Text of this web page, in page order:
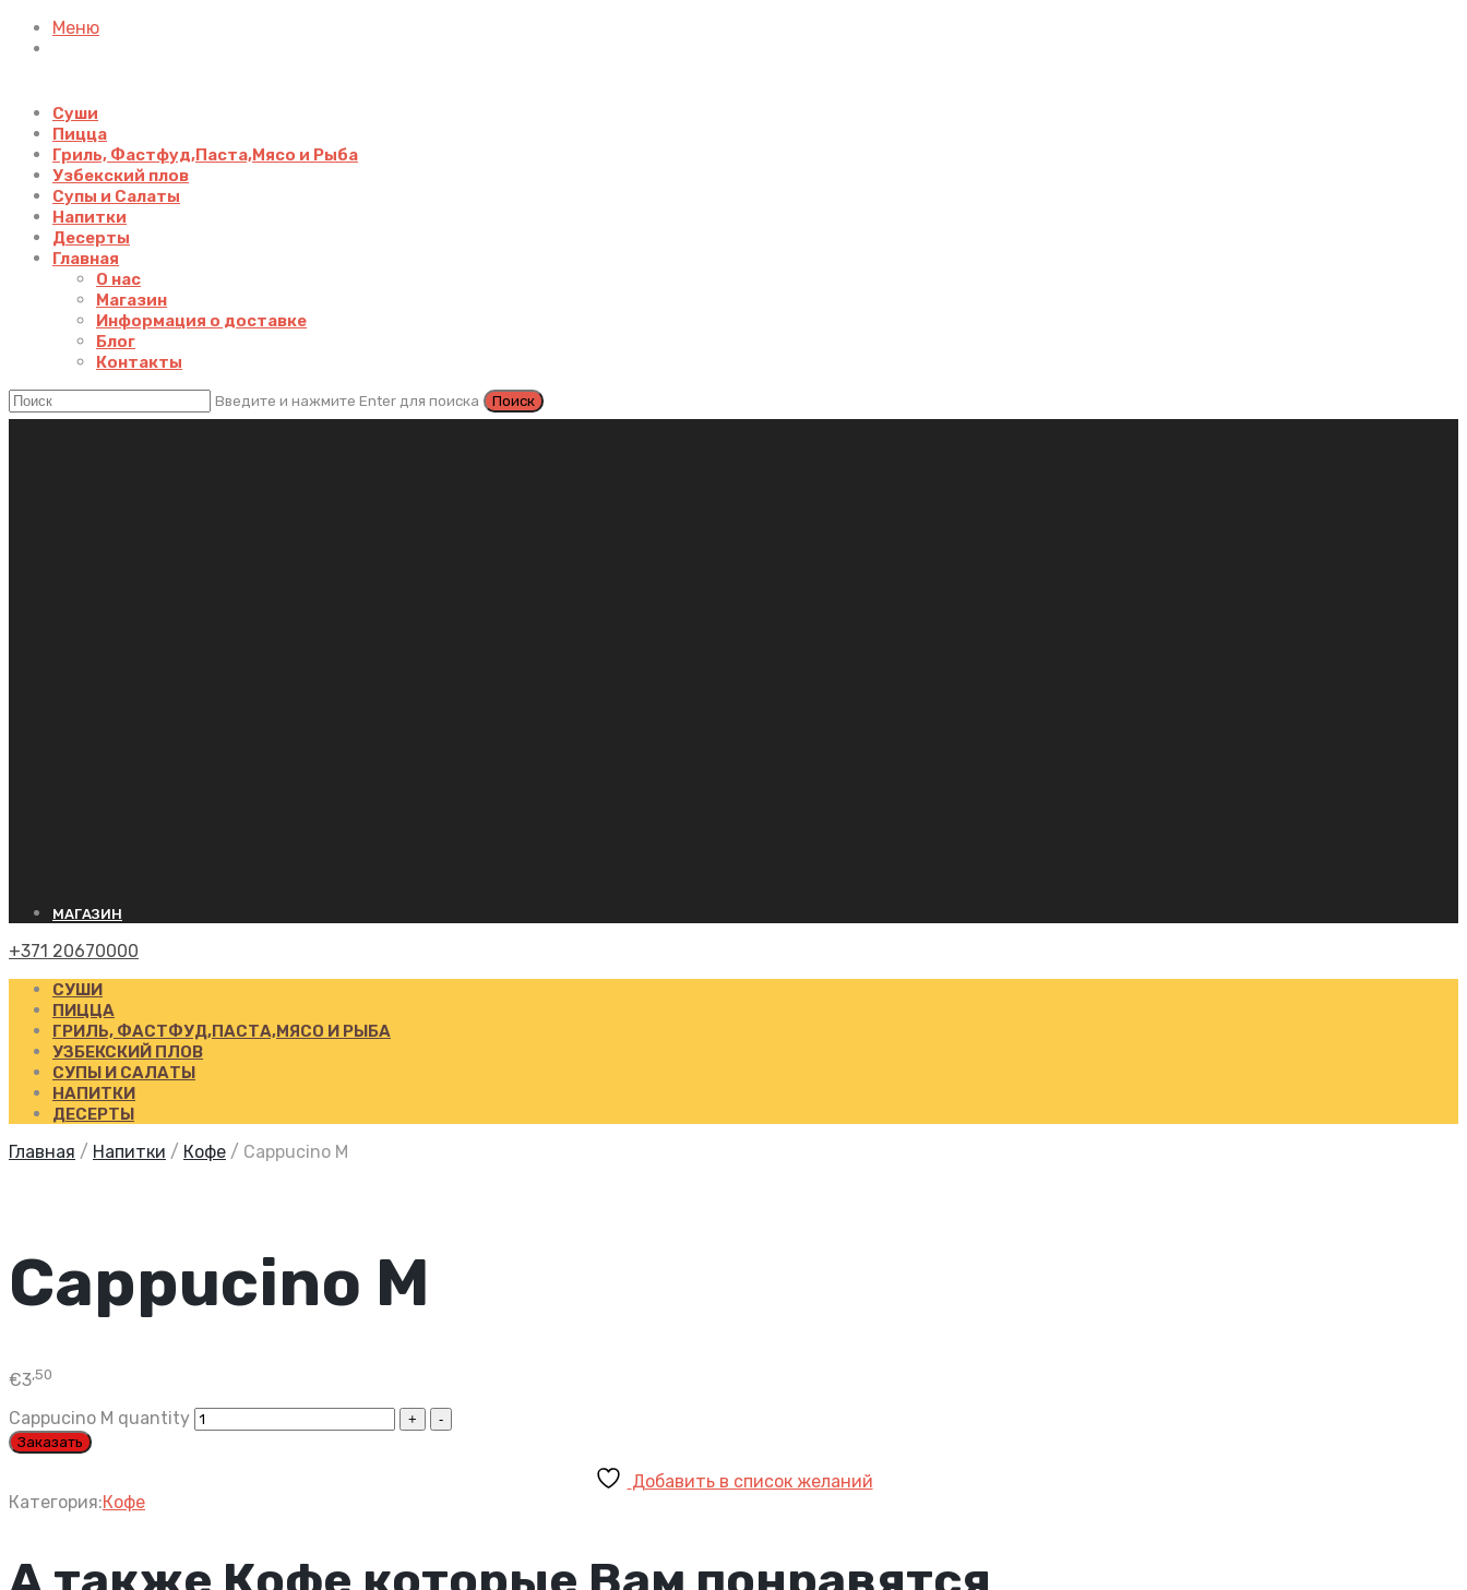
Меню
Суши
Пицца
Гриль, Фастфуд,Паста,Мясо и Рыба
Узбекский плов
Супы и Салаты
Напитки
Десерты
Главная
О нас
Магазин
Информация о доставке
Блог
Контакты
Введите и нажмите Enter для поиска
МАГАЗИН
+371 20670000
СУШИ
ПИЦЦА
ГРИЛЬ, ФАСТФУД,ПАСТА,МЯСО И РЫБА
УЗБЕКСКИЙ ПЛОВ
СУПЫ И САЛАТЫ
НАПИТКИ
ДЕСЕРТЫ
Главная / Напитки / Кофе / Cappucino M
Cappucino M
€3,50
Cappucino M quantity
Заказать
Добавить в список желаний
Категория:Кофе